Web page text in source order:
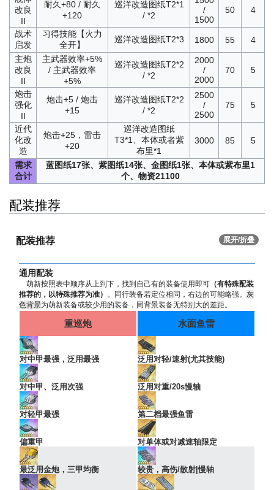
改良
II
耐久+80 / 耐久
+120
巡洋改造图纸T2*1
/ *2
/
1500
50 4
战术
启发
习得技能【火力
全开】
巡洋改造图纸T2*3 1800 55
4
主炮
改良
II
主武器效率+5%
/ 主武器效率
+5%
巡洋改造图纸T2*2
/ *2
2000
/
2000
70 5
炮击
强化
II
炮击+5 / 炮击
+15
巡洋改造图纸T2*2
/ *2
2500
/
2500
75 5
近代
化改
造
炮击+25，雷击
+20
巡洋改造图纸
T3*1、本体或者紫
布里*1
3000 85 5
需求
合计
蓝图纸17张、紫图纸14张、金图纸1张、本体或紫布里1
个、物资21100
配装推荐
配装推荐 展开/折叠
通用配装
萌新按照表中顺序从上到下，找到自己有的装备使用即可（有特殊配装
推荐的，以特殊推荐为准） 。同行装备若定位相同，右边的可能略强。 灰
色背景为萌新装备或较少用的装备，同背景装备无特别大的差距。
重巡炮
对中甲最强，泛用最强
对中甲、泛用次强
对轻甲最强
偏重甲
最泛用金炮，三甲均衡
水面鱼雷
泛用对轻/速射(尤其技能)
泛用对重/20s慢轴
第二档最强鱼雷
对单体或对减速轴限定
较贵，高伤/散射|慢轴